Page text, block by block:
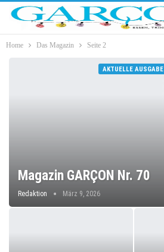
Home Das Magazin Seite 2
AKTUELLE AUSGABE
Magazin GARÇON Nr. 70
Redaktion März 9, 2026